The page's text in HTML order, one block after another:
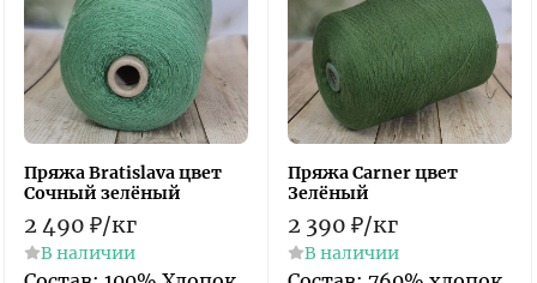
Пряжа Bratislava цвет
Сочный зелёный
2 490 ₽/кг
В наличии
Пряжа Carner цвет
Зелёный
2 390 ₽/кг
В наличии